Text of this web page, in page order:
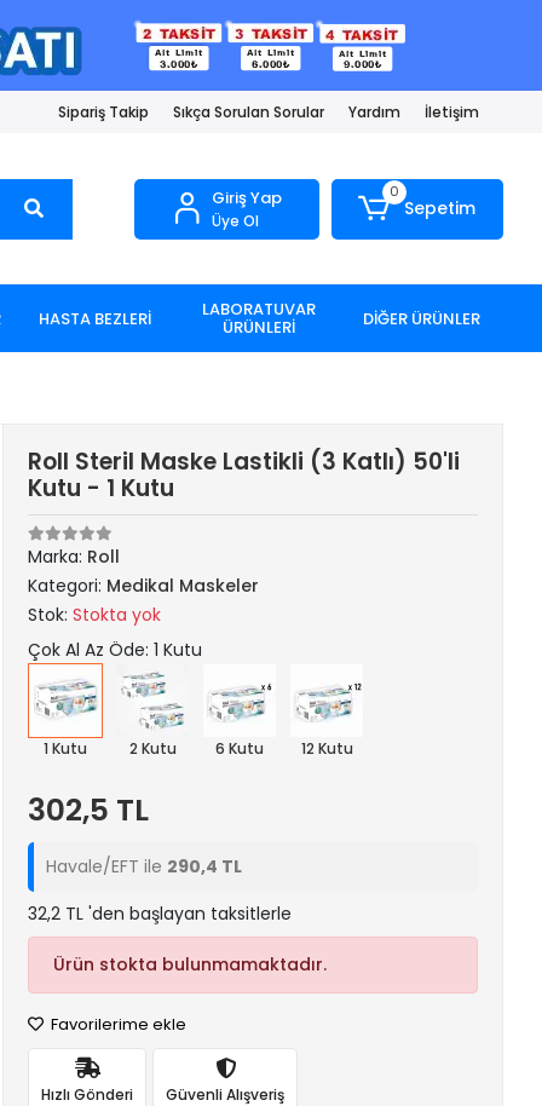
Sipariş Takip Sıkça Sorulan Sorular Yardım İletişim
Giriş Yap
Üye Ol
0
Sepetim
HASTA BEZLERİ LABORATUVAR
ÜRÜNLERİ DİĞER ÜRÜNLER
Roll Steril Maske Lastikli (3 Katlı) 50'li
Kutu - 1 Kutu
Marka: Roll
Kategori: Medikal Maskeler
Stok:Stokta yok
Çok Al Az Öde: 1 Kutu
1 Kutu 2 Kutu 6 Kutu 12 Kutu
302,5 TL
Havale/EFT ile 290,4 TL
32,2 TL 'den başlayan taksitlerle
Ürün stokta bulunmamaktadır.
Favorilerime ekle
Hızlı Gönderi Güvenli Alışveriş